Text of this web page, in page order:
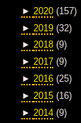
► 2020 (157)
► 2019 (32)
► 2018 (9)
► 2017 (9)
► 2016 (25)
► 2015 (16)
► 2014 (9)